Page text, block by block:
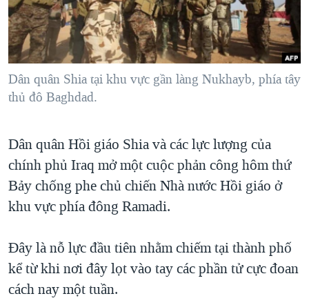
"Tìm"NGƯỜI VIỆT HẢI NGOẠI
ĐỜI SỐNG
KINH TẾ
KHOA HỌC
VĂN HOÁ
THỂ THAO
GIÁO DỤC
TẠI
HÀNH TRÌNH BẦU CỬ 2024
MỘT NĂM CHIẾN TRANH TẠI DẢI GAZA
GIẢI MÃ VÀNH ĐAI & CON ĐƯỜNG
NGÀY TỊ NẠN THẾ GIỚI
GROUND ZERO – XƯA VÀ NAY
CHI PHÍ CHIẾN TRANH AFGHANISTAN
CÁC GIÁ TRỊ CỘNG HÒA Ở VIỆT NAM
TRỊNH VĨNH BÌNH VS. CHÍNH PHỦ VIỆT NAM
NGƯ DÂN VIỆT VÀ LÀN SÓNG TRỘM HẢI SÂM
VIDEO
NGHE
MẠNG XÃ HỘI
Ngôn ngữ khác
Dân quân Shia tại khu vực gần làng Nukhayb, phía tây
thủ đô Baghdad.
Dân quân Hồi giáo Shia và các lực lượng của
chính phủ Iraq mở một cuộc phản công hôm thứ
Bảy chống phe chủ chiến Nhà nước Hồi giáo ở
khu vực phía đông Ramadi.
Đây là nỗ lực đầu tiên nhằm chiếm tại thành phố
kể từ khi nơi đây lọt vào tay các phần tử cực đoan
cách nay một tuần.